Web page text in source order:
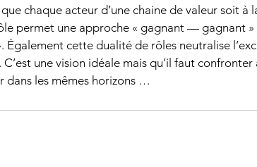
chaque acteur d’une chaine de valeur soit à
permet une approche « gagnant — gagnant
Également cette dualité de rôles neutralise
une vision idéale mais qu’il faut
dans les mêmes horizons …